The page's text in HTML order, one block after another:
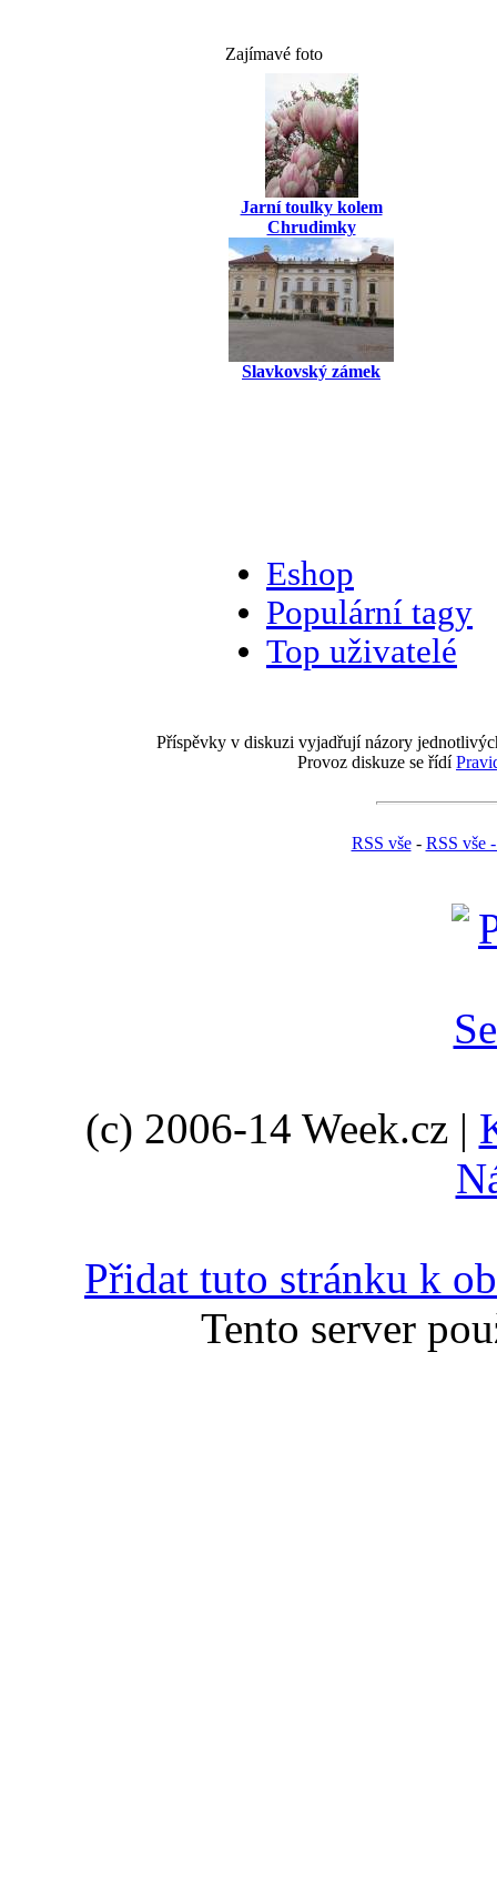
Zajímavé foto
Jarní toulky kolem
Chrudimky
Slavkovský zámek
Eshop
Populární tagy
Top uživatelé
Příspěvky v diskuzi vyjadřují názory
Provoz diskuze se řídí
RSS vše- RSS vše
(c) 2006-14 Week.cz |
Přidat tuto stránku k
Tento server